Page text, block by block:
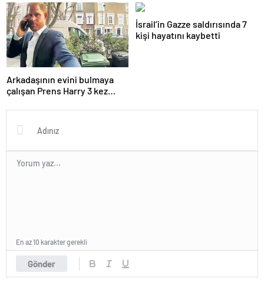
Arkadaşının evini bulmaya
çalışan Prens Harry 3 kez
İsrail’in Gazze saldırısında 7
kişi hayatını kaybetti
Gönder
En az 10 karakter gerekli